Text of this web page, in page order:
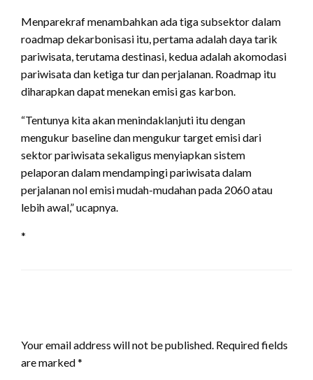
Menparekraf menambahkan ada tiga subsektor dalam
roadmap dekarbonisasi itu, pertama adalah daya tarik
pariwisata, terutama destinasi, kedua adalah akomodasi
pariwisata dan ketiga tur dan perjalanan. Roadmap itu
diharapkan dapat menekan emisi gas karbon.
“Tentunya kita akan menindaklanjuti itu dengan
mengukur baseline dan mengukur target emisi dari
sektor pariwisata sekaligus menyiapkan sistem
pelaporan dalam mendampingi pariwisata dalam
perjalanan nol emisi mudah-mudahan pada 2060 atau
lebih awal,” ucapnya.
*
Your email address will not be published. Required fields
are marked*